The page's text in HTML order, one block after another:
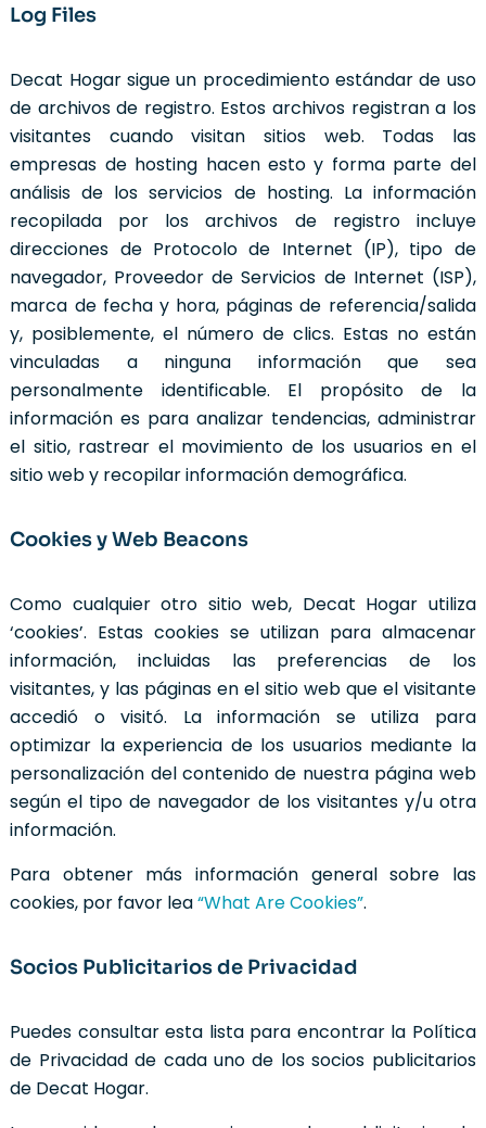
Log Files
Decat Hogar sigue un procedimiento estándar de uso
de archivos de registro. Estos archivos registran a los
visitantes cuando visitan sitios web. Todas las
empresas de hosting hacen esto y forma parte del
análisis de los servicios de hosting. La información
recopilada por los archivos de registro incluye
direcciones de Protocolo de Internet (IP), tipo de
navegador, Proveedor de Servicios de Internet (ISP),
marca de fecha y hora, páginas de referencia/salida
y, posiblemente, el número de clics. Estas no están
vinculadas a ninguna información que sea
personalmente identificable. El propósito de la
información es para analizar tendencias, administrar
el sitio, rastrear el movimiento de los usuarios en el
sitio web y recopilar información demográfica.
Cookies y Web Beacons
Como cualquier otro sitio web, Decat Hogar utiliza
‘cookies’. Estas cookies se utilizan para almacenar
información, incluidas las preferencias de los
visitantes, y las páginas en el sitio web que el visitante
accedió o visitó. La información se utiliza para
optimizar la experiencia de los usuarios mediante la
personalización del contenido de nuestra página web
según el tipo de navegador de los visitantes y/u otra
información.
Para obtener más información general sobre las
cookies, por favor lea“What Are Cookies”.
Socios Publicitarios de Privacidad
Puedes consultar esta lista para encontrar la Política
de Privacidad de cada uno de los socios publicitarios
de Decat Hogar.